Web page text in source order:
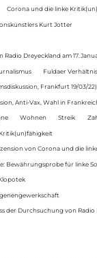
Corona und die linke
Kurt Jotter
Dreyeckland am
Fuldaer
Frankfurt 19/03/22)
Anti-Vax, Wahl in
Wohnen Streik
Kritik(un)fähigkeit
von Corona und die
Bewährungsprobe für linke
der Durchsuchung von